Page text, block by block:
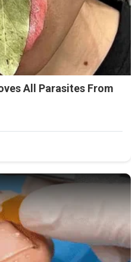
All Parasites From